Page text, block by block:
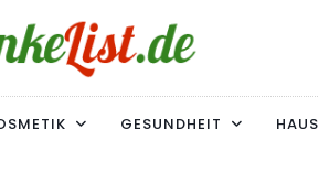
SIND NICHT ALLEIN!
GESUNDHEIT